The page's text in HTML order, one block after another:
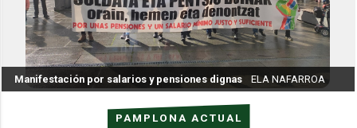
PAMPLONA ACTUAL
Manifestación por salarios y pensiones dignas ELA NAFARROA